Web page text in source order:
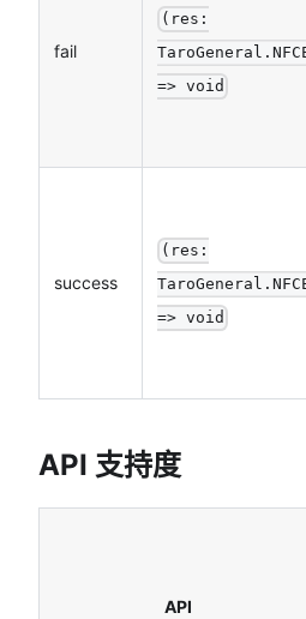
fail
(res:
=> void
success
(res:
=> void
API 支持度
API